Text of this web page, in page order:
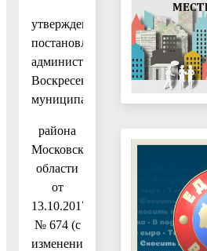
утвержденную
постановлением
администрации
Воскресенского
муниципального
района
Московской
области
от
13.10.2017
№ 674 (с
изменениями